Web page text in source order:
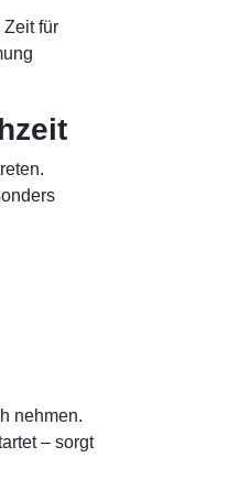
für
nehmen.
– sorgt